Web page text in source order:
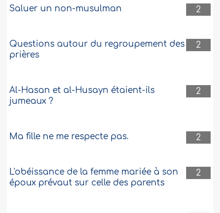
difficultés pour accomplir sa prière et ses
Salam alaykoum, Ma sœur est possédée
par un djinn. Elle a du mal à faire sa
prière. Elle peut mettre une heure voir
avec ma mère ou mes sœurs à la maison
ou puis-je après avoir accompli la prière
obligatoire à la mosquée, prier une
284101 2-2-2015
2
Saluer un non-musulman
2
Questions autour du regroupement des
prières
2
Al-Hasan et al-Husayn étaient-ils
jumeaux ?
2
Ma fille ne me respecte pas.
2
L'obéissance de la femme mariée à son
époux prévaut sur celle des parents